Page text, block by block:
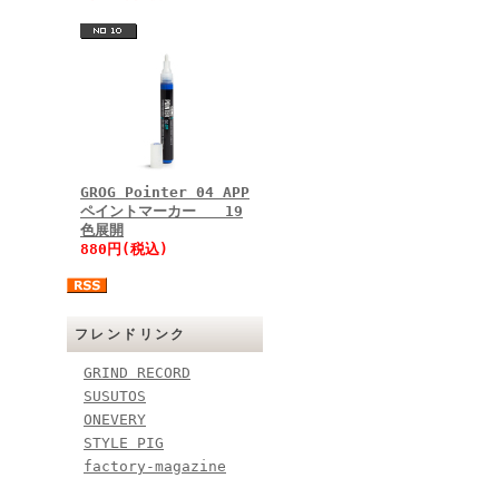
GROG Pointer 04 APP
ペイントマーカー 19
色展開
880円(税込)
フレンドリンク
GRIND RECORD
SUSUTOS
ONEVERY
STYLE PIG
factory-magazine